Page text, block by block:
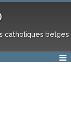
catholiques belges